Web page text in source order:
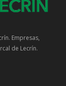
Empresas,
de Lecrín.